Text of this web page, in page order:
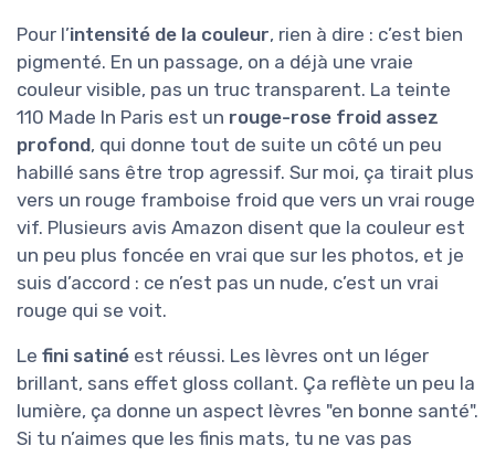
Pour l’intensité de la couleur, rien à dire : c’est bien
pigmenté. En un passage, on a déjà une vraie
couleur visible, pas un truc transparent. La teinte
110 Made In Paris est un rouge-rose froid assez
profond, qui donne tout de suite un côté un peu
habillé sans être trop agressif. Sur moi, ça tirait plus
vers un rouge framboise froid que vers un vrai rouge
vif. Plusieurs avis Amazon disent que la couleur est
un peu plus foncée en vrai que sur les photos, et je
suis d’accord : ce n’est pas un nude, c’est un vrai
rouge qui se voit.
Le fini satiné est réussi. Les lèvres ont un léger
brillant, sans effet gloss collant. Ça reflète un peu la
lumière, ça donne un aspect lèvres "en bonne santé".
Si tu n’aimes que les finis mats, tu ne vas pas